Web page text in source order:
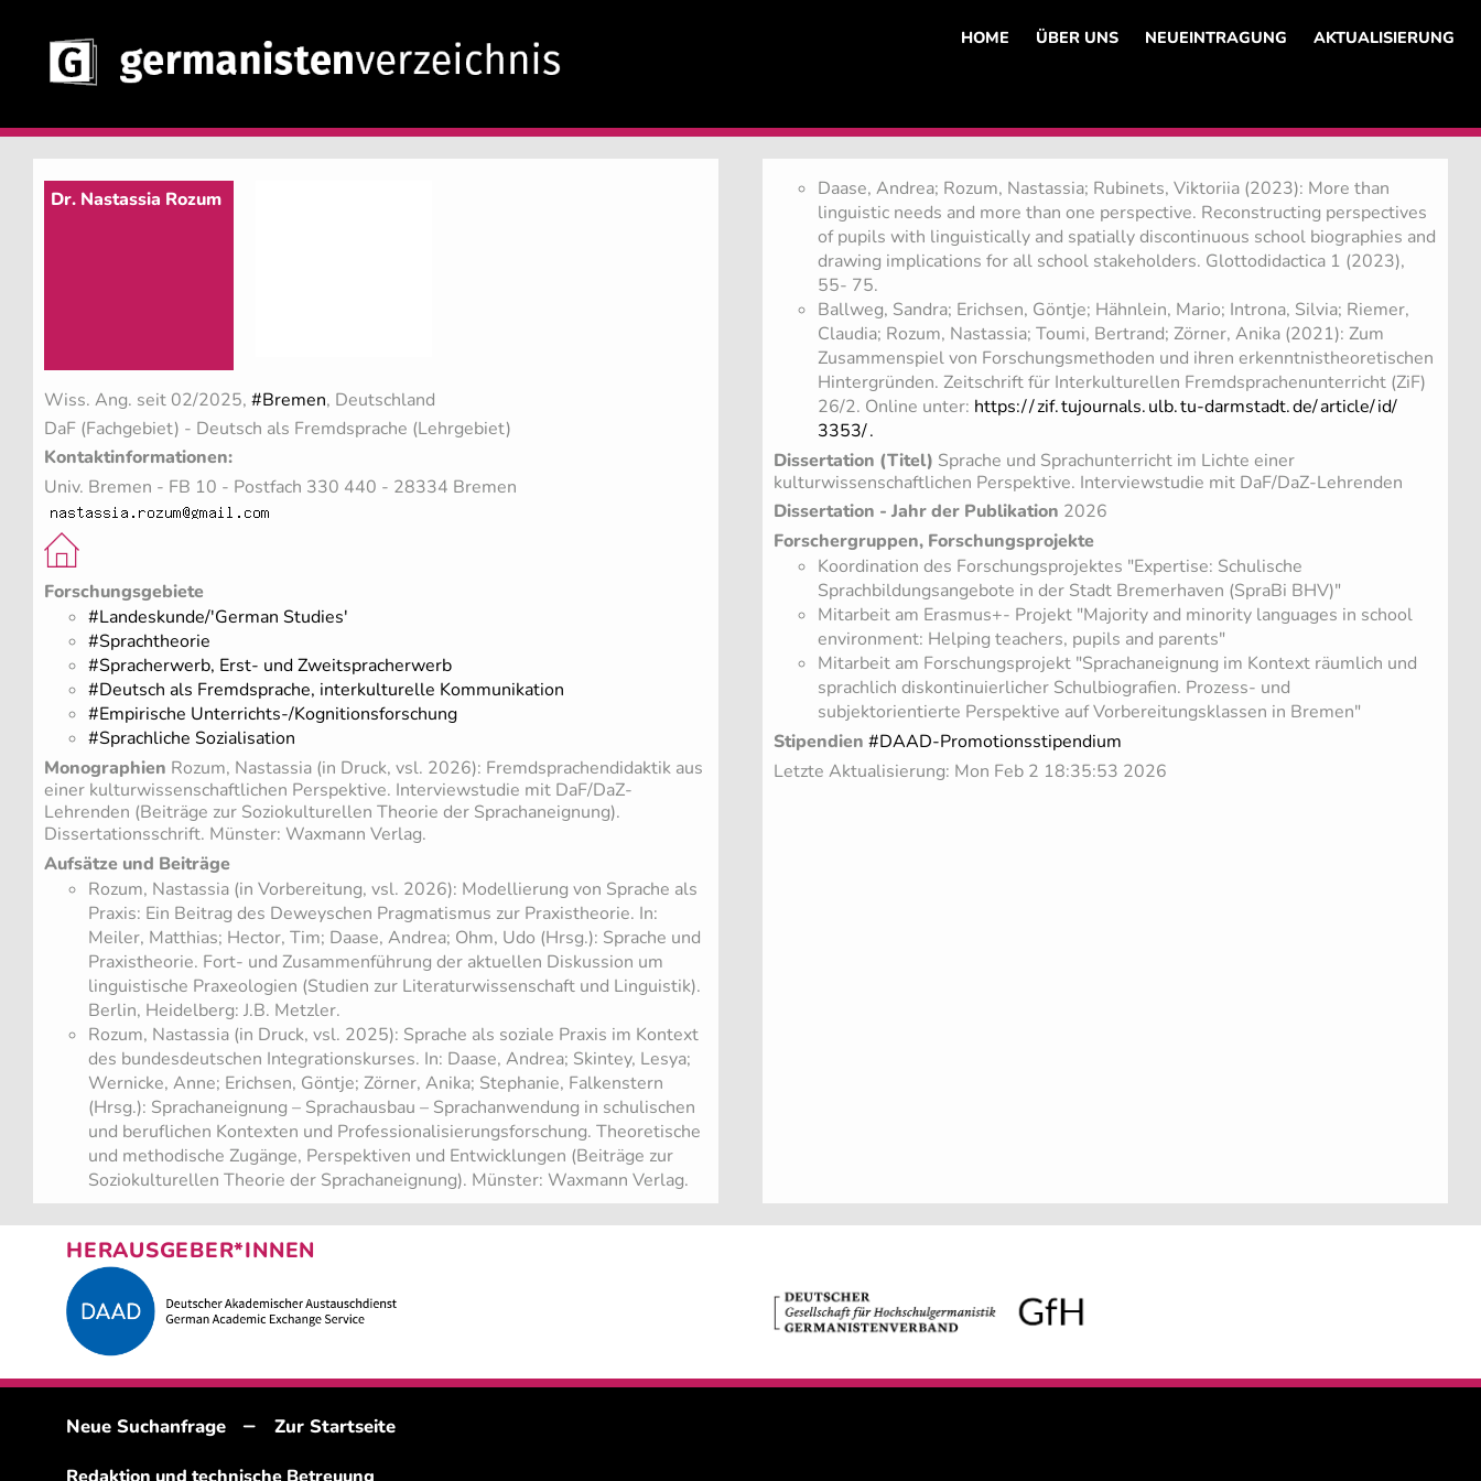
HOME ÜBER UNS NEUEINTRAGUNG AKTUALISIERUNG
Dr. Nastassia Rozum
Wiss. Ang. seit 02/2025, #Bremen, Deutschland
DaF (Fachgebiet) - Deutsch als Fremdsprache (Lehrgebiet)
Kontaktinformationen:
Univ. Bremen - FB 10 - Postfach 330 440 - 28334 Bremen
Forschungsgebiete
#Landeskunde/'German Studies'
#Sprachtheorie
#Spracherwerb, Erst- und Zweitspracherwerb
#Deutsch als Fremdsprache, interkulturelle Kommunikation
#Empirische Unterrichts-/Kognitionsforschung
#Sprachliche Sozialisation
Monographien Rozum, Nastassia (in Druck, vsl. 2026): Fremdsprachendidaktik aus
einer kulturwissenschaftlichen Perspektive. Interviewstudie mit DaF/DaZ-
Lehrenden (Beiträge zur Soziokulturellen Theorie der Sprachaneignung).
Dissertationsschrift. Münster: Waxmann Verlag.
Aufsätze und Beiträge
Rozum, Nastassia (in Vorbereitung, vsl. 2026): Modellierung von Sprache als
Praxis: Ein Beitrag des Deweyschen Pragmatismus zur Praxistheorie. In:
Meiler, Matthias; Hector, Tim; Daase, Andrea; Ohm, Udo (Hrsg.): Sprache und
Praxistheorie. Fort- und Zusammenführung der aktuellen Diskussion um
linguistische Praxeologien (Studien zur Literaturwissenschaft und Linguistik).
Berlin, Heidelberg: J.B. Metzler.
Rozum, Nastassia (in Druck, vsl. 2025): Sprache als soziale Praxis im Kontext
des bundesdeutschen Integrationskurses. In: Daase, Andrea; Skintey, Lesya;
Wernicke, Anne; Erichsen, Göntje; Zörner, Anika; Stephanie, Falkenstern
(Hrsg.): Sprachaneignung – Sprachausbau – Sprachanwendung in schulischen
und beruflichen Kontexten und Professionalisierungsforschung. Theoretische
und methodische Zugänge, Perspektiven und Entwicklungen (Beiträge zur
Soziokulturellen Theorie der Sprachaneignung). Münster: Waxmann Verlag.
Daase, Andrea; Rozum, Nastassia; Rubinets, Viktoriia (2023): More than
linguistic needs and more than one perspective. Reconstructing perspectives
of pupils with linguistically and spatially discontinuous school biographies and
drawing implications for all school stakeholders. Glottodidactica 1 (2023),
55- 75.
Ballweg, Sandra; Erichsen, Göntje; Hähnlein, Mario; Introna, Silvia; Riemer,
Claudia; Rozum, Nastassia; Toumi, Bertrand; Zörner, Anika (2021): Zum
Zusammenspiel von Forschungsmethoden und ihren erkenntnistheoretischen
Hintergründen. Zeitschrift für Interkulturellen Fremdsprachenunterricht (ZiF)
26/2. Online unter: https://zif.tujournals.ulb.tu-darmstadt.de/article/id/
3353/.
Dissertation (Titel) Sprache und Sprachunterricht im Lichte einer
kulturwissenschaftlichen Perspektive. Interviewstudie mit DaF/DaZ-Lehrenden
Dissertation - Jahr der Publikation 2026
Forschergruppen, Forschungsprojekte
Koordination des Forschungsprojektes "Expertise: Schulische
Sprachbildungsangebote in der Stadt Bremerhaven (SpraBi BHV)"
Mitarbeit am Erasmus+- Projekt "Majority and minority languages in school
environment: Helping teachers, pupils and parents"
Mitarbeit am Forschungsprojekt "Sprachaneignung im Kontext räumlich und
sprachlich diskontinuierlicher Schulbiografien. Prozess- und
subjektorientierte Perspektive auf Vorbereitungsklassen in Bremen"
Stipendien #DAAD-Promotionsstipendium
Letzte Aktualisierung: Mon Feb 2 18:35:53 2026
HERAUSGEBER*INNEN
Neue Suchanfrage – Zur Startseite